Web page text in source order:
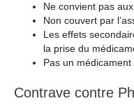
Ne convient pas
Non couvert par
Les effets
la prise du
Pas un
Contrave contre